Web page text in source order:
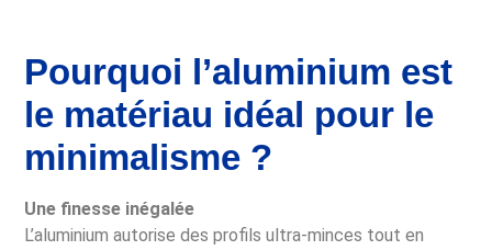
Pourquoi l’aluminium est
le matériau idéal pour le
minimalisme ?
Une finesse inégalée
L’aluminium autorise des profils ultra-minces tout en